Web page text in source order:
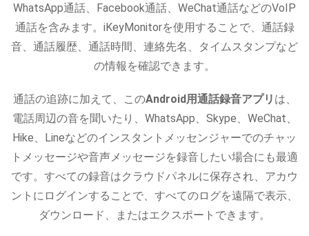
WhatsApp通話、Facebook通話、WeChat通話などのVoIP
通話を含みます。iKeyMonitorを使用することで、通話録
音、通話履歴、通話時間、連絡先名、タイムスタンプなど
の情報を確認できます。
通話の追跡に加えて、このAndroid用通話録音アプリ は、
電話周辺の音を聞いたり、WhatsApp、Skype、WeChat、
Hike、Lineなどのインスタントメッセンジャーでのチャッ
トメッセージや音声メッセージを録音したい場合にも最適
です。すべての録音はクラウドパネルに保存され、アカウ
ントにログインすることで、すべてのログを遠隔で表示、
ダウンロード、またはエクスポートできます。